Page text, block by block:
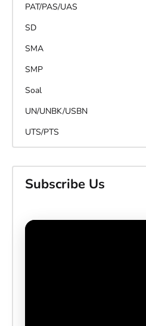
PAT/PAS/UAS
SD
SMA
SMP
Soal
UN/UNBK/USBN
UTS/PTS
Subscribe Us